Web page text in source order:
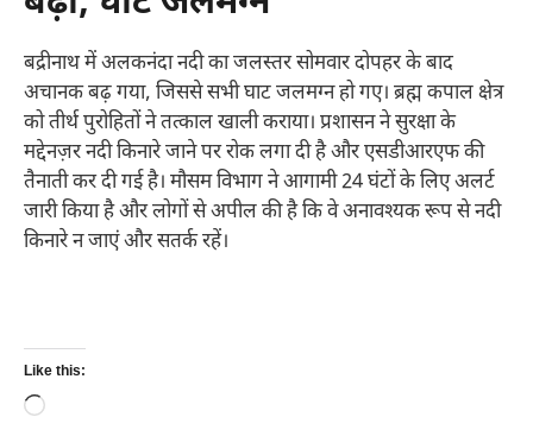
बद्रीनाथ में अलकनंदा नदी का जलस्तर सोमवार दोपहर के बाद
अचानक बढ़ गया, जिससे सभी घाट जलमग्न हो गए। ब्रह्म कपाल क्षेत्र
को तीर्थ पुरोहितों ने तत्काल खाली कराया। प्रशासन ने सुरक्षा के
मद्देनज़र नदी किनारे जाने पर रोक लगा दी है और एसडीआरएफ की
तैनाती कर दी गई है। मौसम विभाग ने आगामी 24 घंटों के लिए अलर्ट
जारी किया है और लोगों से अपील की है कि वे अनावश्यक रूप से नदी
किनारे न जाएं और सतर्क रहें।
Like this:
Loading…